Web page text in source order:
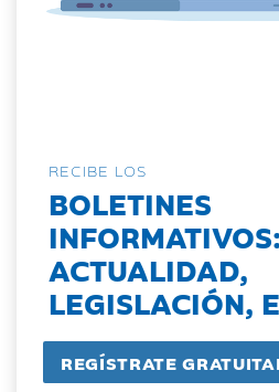
RECIBE LOS
BOLETINES
INFORMATIVOS:
ACTUALIDAD,
LEGISLACIÓN,